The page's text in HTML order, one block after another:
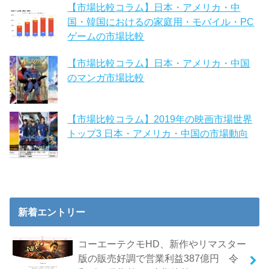
【市場比較コラム】日本・アメリカ・中
国・韓国におけるの家庭用・モバイル・PC
ゲームの市場比較
【市場比較コラム】日本・アメリカ・中国
のマンガ市場比較
【市場比較コラム】2019年の映画市場世界
トップ3 日本・アメリカ・中国の市場動向
新着エントリー
コーエーテクモHD、新作やリマスター
版の販売好調で営業利益387億円 令